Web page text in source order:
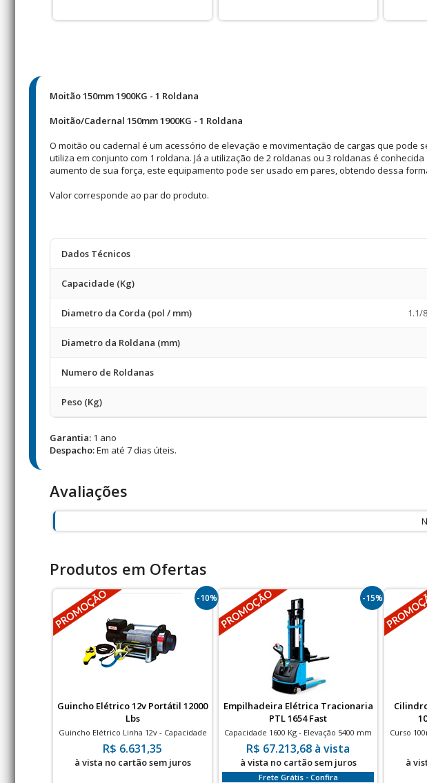
Moitão 150mm 1900KG - 1 Roldana
Moitão/Cadernal 150mm 1900KG - 1 Roldana
O moitão ou cadernal é um acessório de elevação e movimentação de cargas que
utiliza em conjunto com 1 roldana. Já a utilização de 2 roldanas ou 3 roldanas é
aumento de sua força, este equipamento pode ser usado em pares, obtendo dessa
Valor corresponde ao par do produto.
Dados Técnicos
Capacidade (Kg)
Diametro da Corda (pol / mm) 1.1/
Diametro da Roldana (mm)
Numero de Roldanas
Peso (Kg)
Garantia: 1 ano
Despacho:Em até 7 dias úteis.
Avaliações
Produtos em Ofertas
-10%
Guincho Elétrico 12v Portátil 12000
Lbs
Guincho Elétrico Linha 12v - Capacidade
de até 12000 lbs
R$ 6.631,35
à vista no cartão sem juros
-15%
Empilhadeira Elétrica Tracionaria
PTL 1654 Fast
Capacidade 1600 Kg - Elevação 5400 mm
- BATERIA LITIO
R$ 67.213,68 à vista
à vista no cartão sem juros
Frete Grátis - Confira
Curso
à